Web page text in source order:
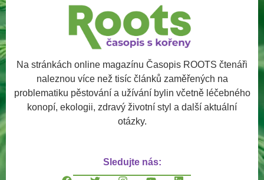
Na stránkách online magazínu Časopis ROOTS čtenáři
naleznou více než tisíc článků zaměřených na
problematiku pěstování a užívání bylin včetně léčebného
konopí, ekologii, zdravý životní styl a další aktuální
otázky.
Sledujte nás: